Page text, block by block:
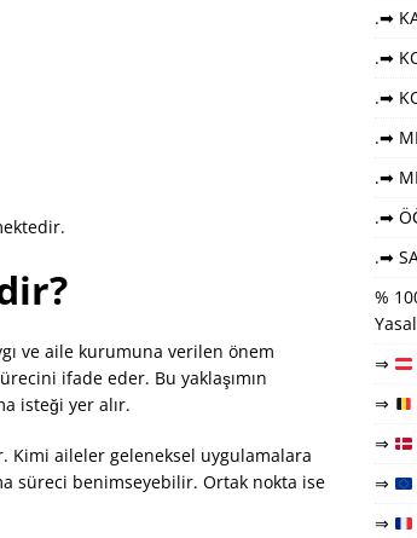
ve aile kurumuna verilen önem
ifade eder. Bu yaklaşımın
isteği yer alır.
Kimi aileler geleneksel uygulamalara
süreci benimseyebilir. Ortak nokta ise
.➡
.➡
.➡
.➡
.➡
.➡
.➡
%
⇒
⇒
⇒
⇒
⇒